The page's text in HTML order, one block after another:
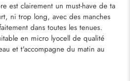
est clairement un must-have de ta
ni trop long, avec des manches
dans toutes les tenues.
en micro lyocell de qualité
et t'accompagne du matin au